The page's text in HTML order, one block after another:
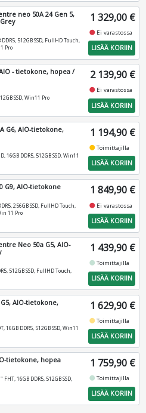
neo 50A 24 Gen 5,
512GB SSD, FullHD Touch,
Pro
1 329,00 €
fiber_manual_record Ei varastossa
LISÄÄ KORIIN
- tietokone, hopea /
SSD, Win11 Pro
2 139,90 €
fiber_manual_record Ei varastossa
LISÄÄ KORIIN
G6, AIO-tietokone,
16GB DDR5, 512GB SSD, Win11
1 194,90 €
fiber_manual_recordToimittajilla
LISÄÄ KORIIN
G9, AIO-tietokone
256GB SSD, FullHD Touch,
11 Pro
1 849,90 €
fiber_manual_record Ei varastossa
LISÄÄ KORIIN
Neo 50a G5, AIO-
512GB SSD, FullHD Touch,
1 439,90 €
fiber_manual_recordToimittajilla
LISÄÄ KORIIN
G5, AIO-tietokone,
16GB DDR5, 512GB SSD, Win11
1 629,90 €
fiber_manual_recordToimittajilla
LISÄÄ KORIIN
tietokone, hopea
16GB DDR5, 512GB SSD,
1 759,90 €
fiber_manual_recordToimittajilla
LISÄÄ KORIIN